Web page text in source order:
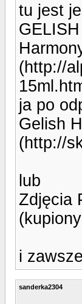
tu jest
(http://
ja po
Gelish
(http://
lub
Zdjęcia
i
sanderka2304